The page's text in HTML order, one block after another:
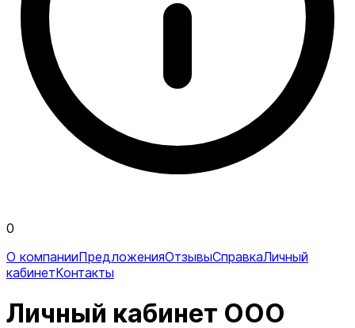
0
О компанииПредложенияОтзывыСправкаЛичный
кабинетКонтакты
Личный кабинет ООО